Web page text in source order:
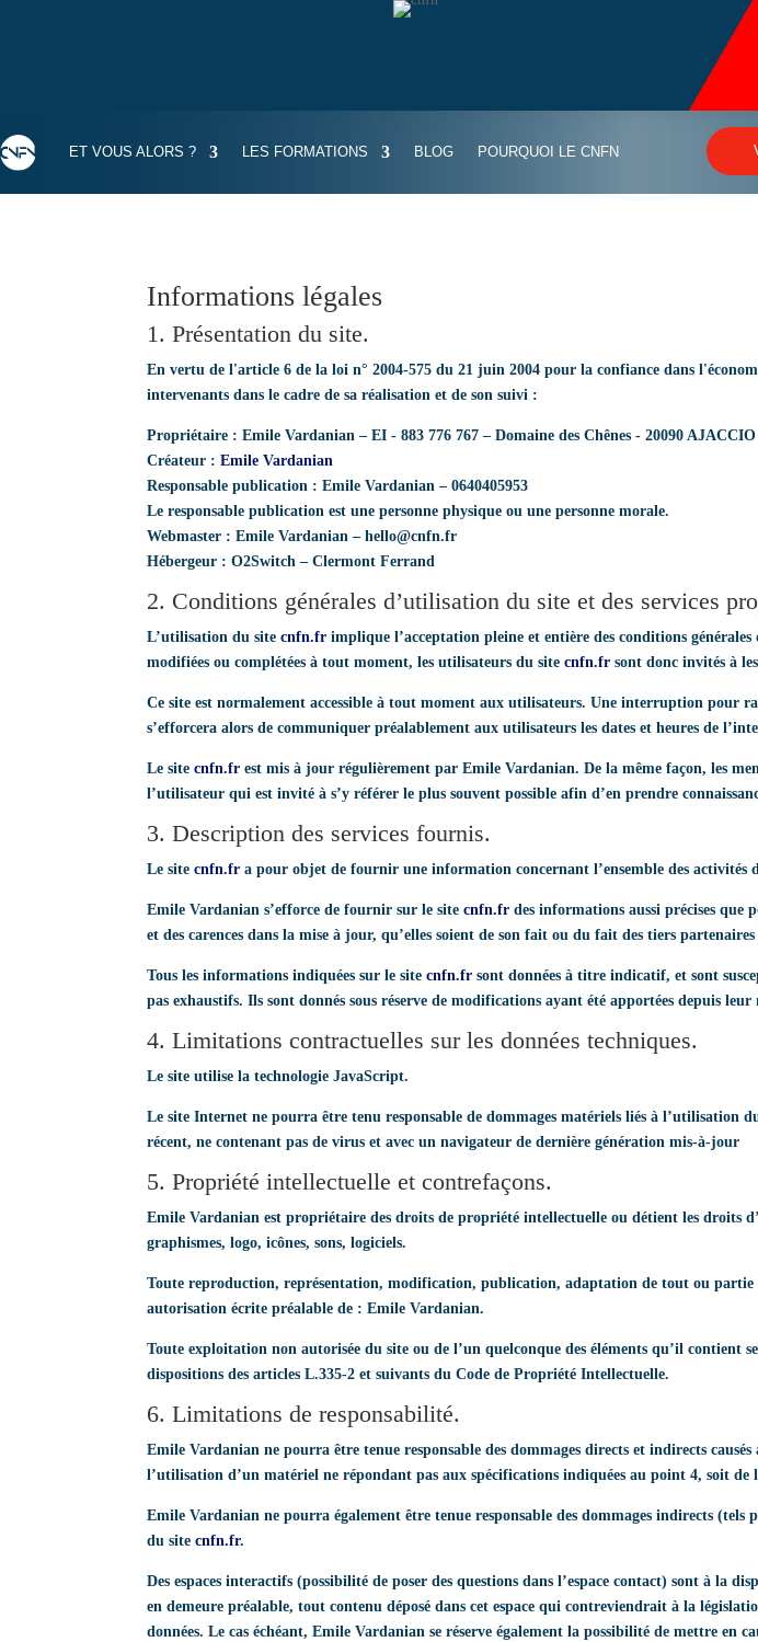
ET VOUS ALORS ? LES FORMATIONS BLOG POURQUOI LE CNFN
Informations légales
1. Présentation du site.
En vertu de l'article 6 de la loi n° 2004-575 du 21 juin 2004 pour la confiance dans
intervenants dans le cadre de sa réalisation et de son suivi :
Propriétaire : Emile Vardanian – EI - 883 776 767 – Domaine des Chênes - 20090
Créateur :Emile Vardanian
Responsable publication : Emile Vardanian – 0640405953
Le responsable publication est une personne physique ou une personne morale.
Webmaster : Emile Vardanian – hello@cnfn.fr
Hébergeur : O2Switch – Clermont Ferrand
2. Conditions générales d’utilisation du site et des services
L’utilisation du sitecnfn.fr implique l’acceptation pleine et entière des conditions
modifiées ou complétées à tout moment, les utilisateurs du sitecnfn.fr sont donc invités à
Ce site est normalement accessible à tout moment aux utilisateurs. Une interruption pour
s’efforcera alors de communiquer préalablement aux utilisateurs les dates et heures de
Le sitecnfn.fr est mis à jour régulièrement par Emile Vardanian. De la même façon, les
l’utilisateur qui est invité à s’y référer le plus souvent possible afin d’en prendre
3. Description des services fournis.
Le sitecnfn.fr a pour objet de fournir une information concernant l’ensemble des activités
Emile Vardanian s’efforce de fournir sur le sitecnfn.fr des informations aussi précises que
et des carences dans la mise à jour, qu’elles soient de son fait ou du fait des tiers
Tous les informations indiquées sur le sitecnfn.fr sont données à titre indicatif, et sont
pas exhaustifs. Ils sont donnés sous réserve de modifications ayant été apportées depuis leur
4. Limitations contractuelles sur les données techniques.
Le site utilise la technologie JavaScript.
Le site Internet ne pourra être tenu responsable de dommages matériels liés à l’utilisation
récent, ne contenant pas de virus et avec un navigateur de dernière génération mis-à-jour
5. Propriété intellectuelle et contrefaçons.
Emile Vardanian est propriétaire des droits de propriété intellectuelle ou détient les droits
graphismes, logo, icônes, sons, logiciels.
Toute reproduction, représentation, modification, publication, adaptation de tout ou partie
autorisation écrite préalable de : Emile Vardanian.
Toute exploitation non autorisée du site ou de l’un quelconque des éléments qu’il contient
dispositions des articles L.335-2 et suivants du Code de Propriété Intellectuelle.
6. Limitations de responsabilité.
Emile Vardanian ne pourra être tenue responsable des dommages directs et indirects
l’utilisation d’un matériel ne répondant pas aux spécifications indiquées au point 4, soit
Emile Vardanian ne pourra également être tenue responsable des dommages indirects
du sitecnfn.fr.
Des espaces interactifs (possibilité de poser des questions dans l’espace contact) sont à la
en demeure préalable, tout contenu déposé dans cet espace qui contreviendrait à la
données. Le cas échéant, Emile Vardanian se réserve également la possibilité de mettre en